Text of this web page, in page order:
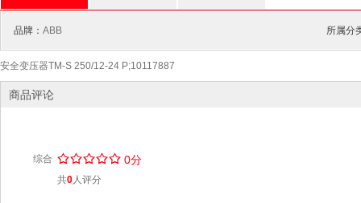
品牌： ABB 所属分
安全变压器TM-S 250/12-24 P;10117887
商品评论
综合 /////
..... 0分
共0人评分